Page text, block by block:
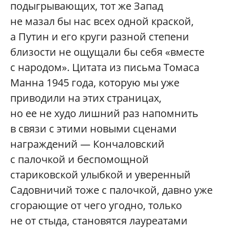
подыгрывающих, тот же Запад
не мазал бы нас всех одной краской,
а Путин и его круги разной степени
близости не ощущали бы себя «вместе
с народом». Цитата из письма Томаса
Манна 1945 года, которую мы уже
приводили на этих страницах,
но ее не худо лишний раз напомнить
в связи с этими новыми сценами
награждений — Кончаловский
с палочкой и беспомощной
стариковской улыбкой и уверенный
Садовничий тоже с палочкой, давно уже
сгорающие от чего угодно, только
не от стыда, становятся лауреатами